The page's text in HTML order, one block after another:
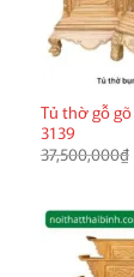
Tủ thờ gỗ
3139
37,500,000₫